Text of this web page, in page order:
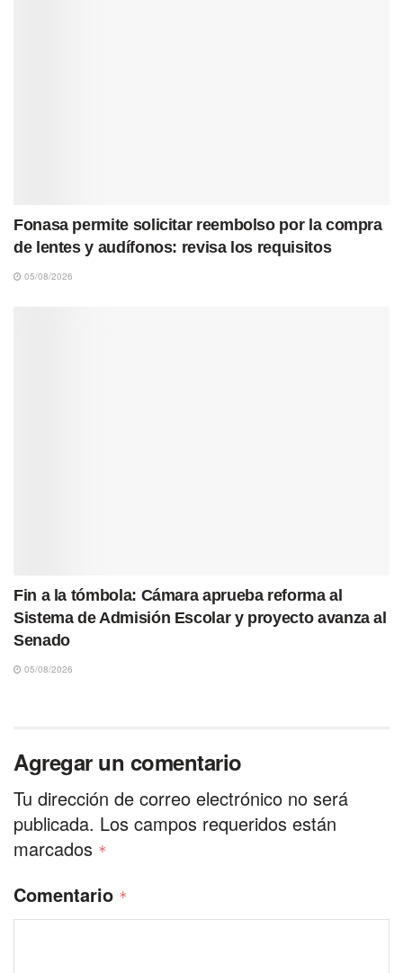
Fonasa permite solicitar reembolso por la compra
de lentes y audífonos: revisa los requisitos
05/08/2026
Fin a la tómbola: Cámara aprueba reforma al
Sistema de Admisión Escolar y proyecto avanza al
Senado
05/08/2026
Agregar un comentario
Tu dirección de correo electrónico no será
publicada. Los campos requeridos están
marcados *
Comentario *